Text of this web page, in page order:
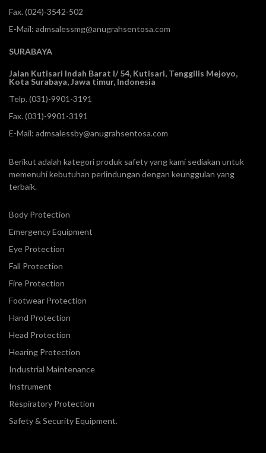
Fax. (024)-3542-502
E-Mail: admsalessmg@anugrahsentosa.com
SURABAYA
Jalan Kutisari Indah Barat I/ 54, Kutisari, Tenggilis Mejoyo,
Kota Surabaya, Jawa timur, Indonesia
Telp. (031)-9901-3191
Fax. (031)-9901-3191
E-Mail: admsalessby@anugrahsentosa.com
Berikut adalah kategori produk safety yang kami sediakan untuk
memenuhi kebutuhan perlindungan dengan keunggulan yang
terbaik.
Body Protection
Emergency Equipment
Eye Protection
Fall Protection
Fire Protection
Footwear Protection
Hand Protection
Head Protection
Hearing Protection
Industrial Maintenance
Instrument
Respiratory Protection
Safety & Security Equipment.